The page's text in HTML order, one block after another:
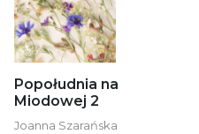
Popołudnia na
Miodowej 2
Joanna Szarańska